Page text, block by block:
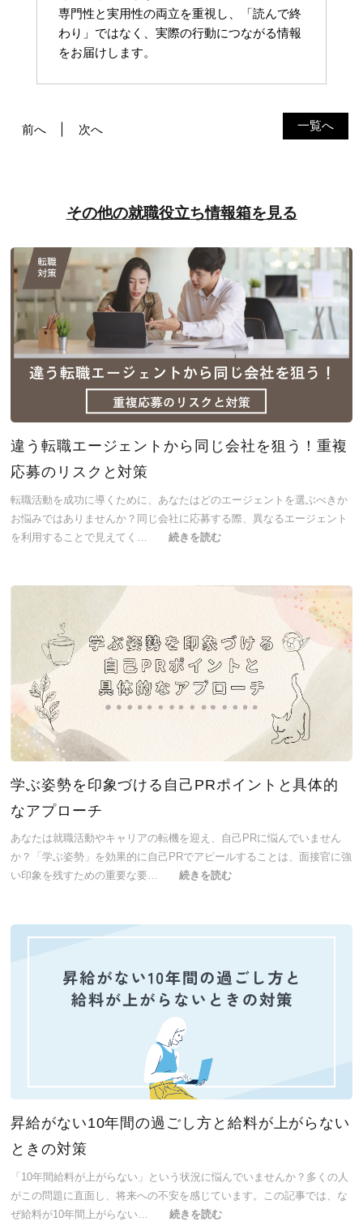
専門性と実用性の両立を重視し、「読んで終
わり」ではなく、実際の行動につながる情報
をお届けします。
一覧へ
前へ 次へ
その他の就職役立ち情報箱を見る
違う転職エージェントから同じ会社を狙う！重複
応募のリスクと対策
転職活動を成功に導くために、あなたはどのエージェントを選ぶべきか
お悩みではありませんか？同じ会社に応募する際、異なるエージェント
を利用することで見えてく… 続きを読む
学ぶ姿勢を印象づける自己PRポイントと具体的
なアプローチ
あなたは就職活動やキャリアの転機を迎え、自己PRに悩んでいません
か？「学ぶ姿勢」を効果的に自己PRでアピールすることは、面接官に強
い印象を残すための重要な要… 続きを読む
昇給がない10年間の過ごし方と給料が上がらない
ときの対策
「10年間給料が上がらない」という状況に悩んでいませんか？多くの人
がこの問題に直面し、将来への不安を感じています。この記事では、な
ぜ給料が10年間上がらない… 続きを読む